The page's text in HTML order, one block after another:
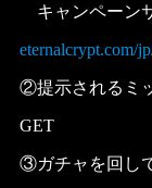
キャンペーン
eternalcrypt.com/
②提示されるミ
GET
③ガチャを回し